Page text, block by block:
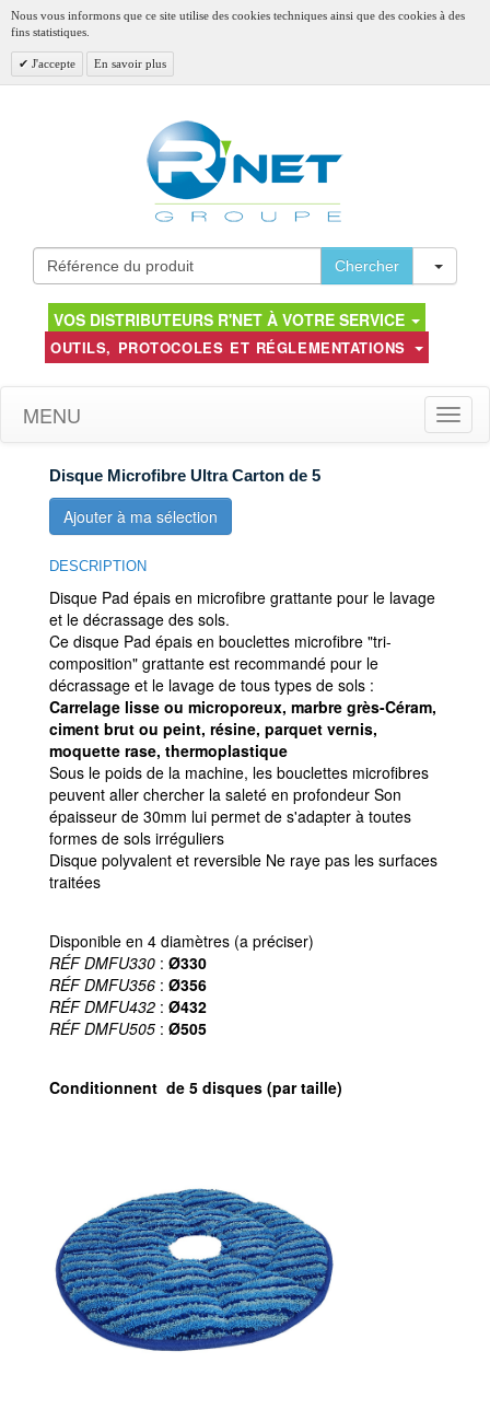
Nous vous informons que ce site utilise des cookies techniques ainsi que des cookies à des
fins statistiques.
J'accepte En savoir plus
Chercher
VOS DISTRIBUTEURS R'NET À VOTRE SERVICE
OUTILS, PROTOCOLES ET RÉGLEMENTATIONS
Toggle
MENU
Disque Microfibre Ultra Carton de 5
Ajouter à ma sélection
DESCRIPTION
Disque Pad épais en microfibre grattante pour le lavage
et le décrassage des sols.
Ce disque Pad épais en bouclettes microfibre "tri-
composition" grattante est recommandé pour le
décrassage et le lavage de tous types de sols :
Carrelage lisse ou microporeux, marbre grès-Céram,
ciment brut ou peint, résine, parquet vernis,
moquette rase, thermoplastique
Sous le poids de la machine, les bouclettes microfibres
peuvent aller chercher la saleté en profondeur Son
épaisseur de 30mm lui permet de s'adapter à toutes
formes de sols irréguliers
Disque polyvalent et reversible Ne raye pas les surfaces
traitées
Disponible en 4 diamètres (a préciser)
RÉF DMFU330 : Ø330
RÉF DMFU356 : Ø356
RÉF DMFU432 : Ø432
RÉF DMFU505 : Ø505
Conditionnent de 5 disques (par taille)